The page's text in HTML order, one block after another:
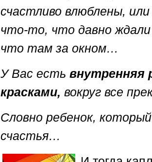
счастливо влюблены,
что-то, что давно
что там за окном…
У Вас есть внутренняя
красками, вокруг все
Словно ребенок,
счастья…